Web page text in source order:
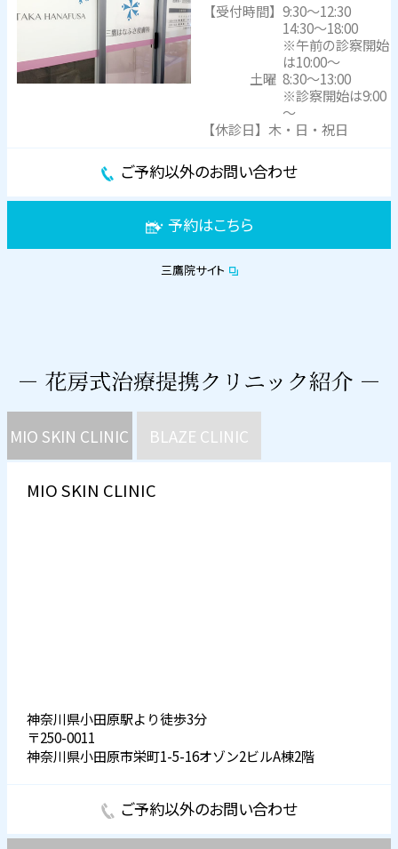
【受付時間】9:30～12:30
14:30～18:00
※午前の診察開始
は10:00～
土曜 8:30～13:00
※診察開始は9:00
～
【休診日】木・日・祝日
ご予約以外のお問い合わせ
予約はこちら
三鷹院サイト
MIO SKIN CLINIC BLAZE CLINIC
MIO SKIN CLINIC
神奈川県小田原駅より徒歩3分
〒250-0011
神奈川県小田原市栄町1-5-16オゾン2ビルA棟2階
ご予約以外のお問い合わせ